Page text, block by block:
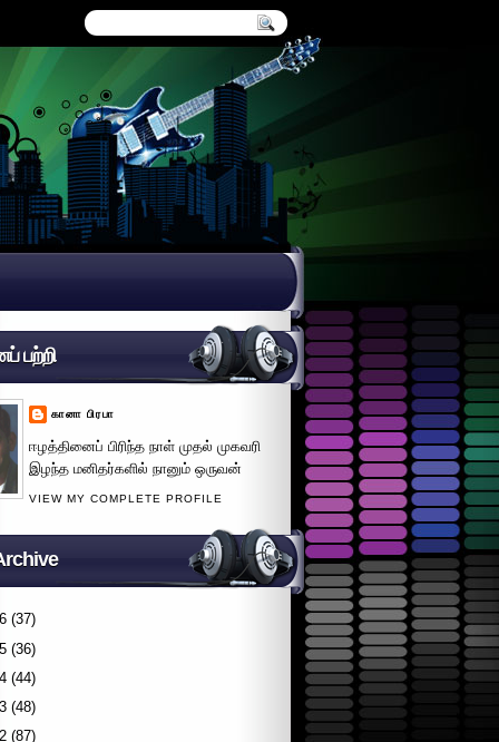
பற்றி
கானா பிரபா
ஈழத்தினைப் பிரிந்த நாள் முதல் முகவரி
இழந்த மனிதர்களில் நானும் ஒருவன்
VIEW MY COMPLETE PROFILE
(37)
(36)
(44)
(48)
(87)